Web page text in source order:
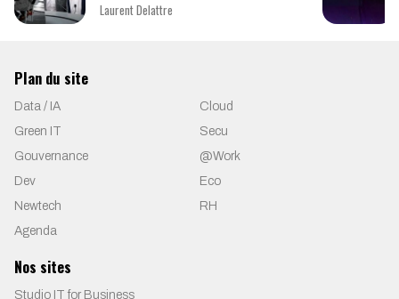
Laurent Delattre
Plan du site
Data / IA
Cloud
Green IT
Secu
Gouvernance
@Work
Dev
Eco
Newtech
RH
Agenda
Nos sites
Studio IT for Business